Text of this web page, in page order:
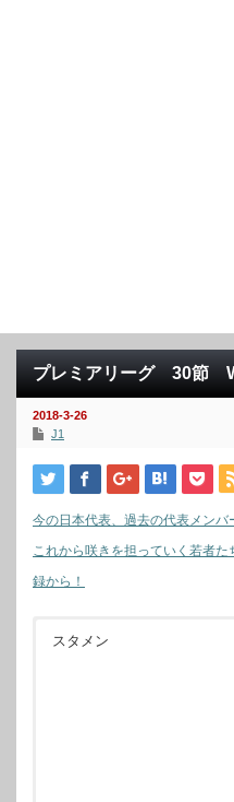
プレミアリーグ 30節
2018-3-26
J1
今の日本代表、過去の代表メンバ
これから咲きを担っていく若者
録から！
スタメン